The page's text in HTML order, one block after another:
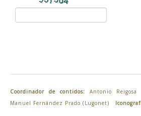
Coordinador de contidos: Antonio
Manuel Fernández Prado (Lugonet)